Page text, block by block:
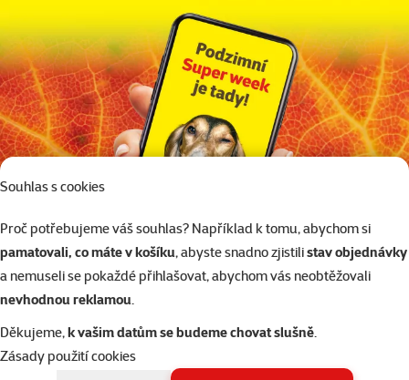
Souhlas s cookies
Proč potřebujeme váš souhlas? Například k tomu, abychom si
pamatovali, co máte v košíku, abyste snadno zjistilistav objednávky
a nemuseli se pokaždé přihlašovat, abychom vás neobtěžovali
nevhodnou reklamou.
Děkujeme,k vašim datům se budeme chovat slušně.
Zásady použití cookies
Sleva se nevztahuje na nákup dárkových pukázek, živých zvířátek,
akčního zboží a zboží označené jako "super cena". Slevy nelze sčítat